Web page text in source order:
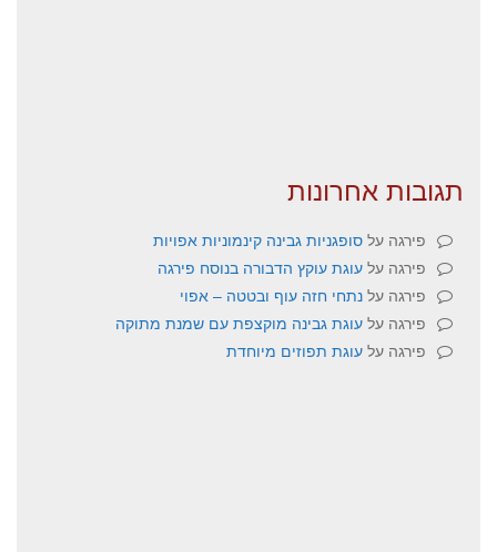
תגובות אחרונות
פירגה על סופגניות גבינה קינמוניות אפויות
פירגה על עוגת עוקץ הדבורה בנוסח פירגה
פירגה על נתחי חזה עוף ובטטה – אפוי
פירגה על עוגת גבינה מוקצפת עם שמנת מתוקה
פירגה על עוגת תפוזים מיוחדת